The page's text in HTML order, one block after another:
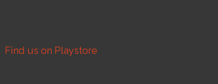
Find us on Playstore